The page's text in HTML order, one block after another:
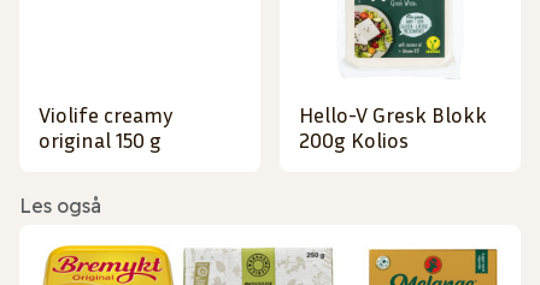
Violife creamy
original 150 g
Hello-V Gresk Blokk
200g Kolios
Les også